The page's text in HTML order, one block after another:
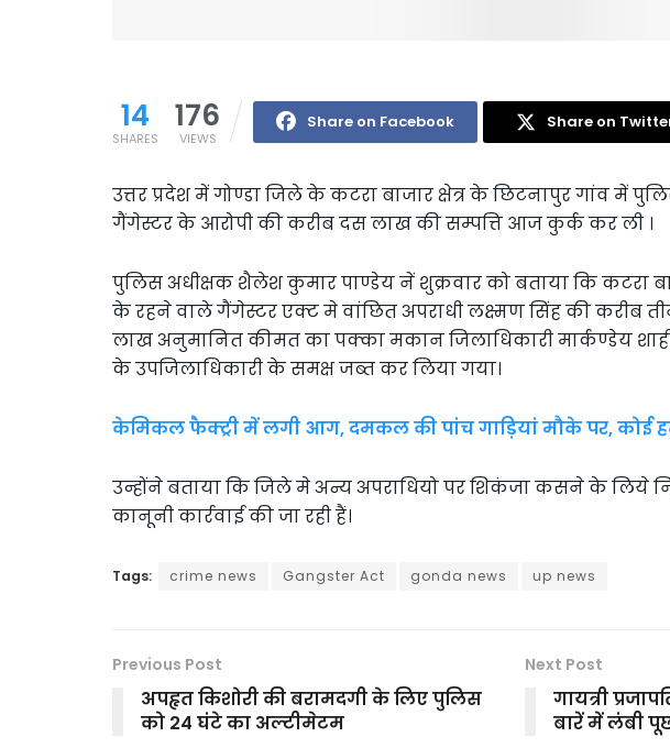
14
SHARES
176
VIEWS
Share on Facebook Share on
उत्तर प्रदेश में गोण्डा जिले के कटरा बाजार क्षेत्र के छिटनापुर गांव में
गैंगेस्टर के आरोपी की करीब दस लाख की सम्पत्ति आज कुर्क कर ली ।
पुलिस अधीक्षक शैलेश कुमार पाण्डेय नें शुक्रवार को बताया कि कटरा
के रहने वाले गैंगेस्टर एक्ट मे वांछित अपराधी लक्ष्मण सिंह की करीब
लाख अनुमानित कीमत का पक्का मकान जिलाधिकारी मार्कण्डेय
के उपजिलाधिकारी के समक्ष जब्त कर लिया गया।
केमिकल फैक्ट्री में लगी आग, दमकल की पांच गाड़ियां मौके पर, कोई
उन्होंने बताया कि जिले मे अन्य अपराधियो पर शिकंजा कसने के लिये
कानूनी कार्रवाई की जा रही हैं।
Tags: crime news Gangster Act gonda news up news
Previous Post
अपहृत किशोरी की बरामदगी के लिए पुलिस
को 24 घंटे का अल्टीमेटम
Next Post
गायत्री
बारें में लंबी